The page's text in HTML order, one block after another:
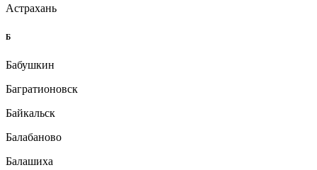
Астрахань
Б
Бабушкин
Багратионовск
Байкальск
Балабаново
Балашиха